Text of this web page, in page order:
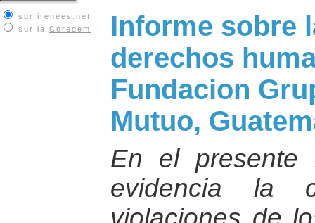
sur irenees.net
sur la Coredem
Informe sobre
derechos
Fundacion
Mutuo,
En el presente
evidencia la